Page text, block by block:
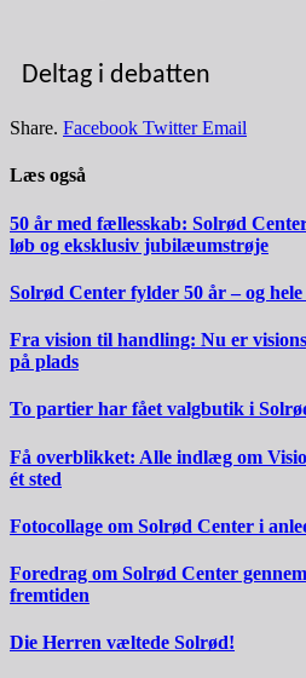
Deltag i debatten
Share. Facebook Twitter Email
Læs også
50 år med fællesskab: Solrød
løb og eksklusiv jubilæumstrøje
Solrød Center fylder 50 år – og
Fra vision til handling: Nu er
på plads
To partier har fået valgbutik i
Få overblikket: Alle indlæg om
ét sted
Fotocollage om Solrød Center i
Foredrag om Solrød Center
fremtiden
Die Herren væltede Solrød!